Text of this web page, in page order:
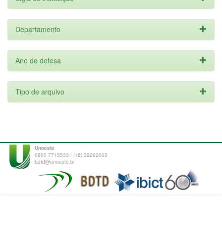
Departamento
Ano de defesa
Tipo de arquivo
Unoeste
0800 7715533 / (18) 32292003
bdtd@unoeste.br